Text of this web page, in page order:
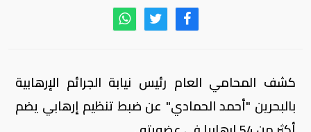
كشف المحامي العام رئيس نيابة الجرائم الإرهابية
بالبحرين "أحمد الحمادي" عن ضبط تنظيم إرهابي يضم